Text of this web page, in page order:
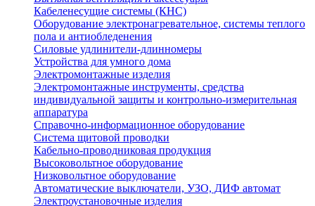
Кабеленесущие системы (КНС)
Оборудование электронагревательное, системы теплого
пола и антиобледенения
Силовые удлинители-длинномеры
Устройства для умного дома
Электромонтажные изделия
Электромонтажные инструменты, средства
индивидуальной защиты и контрольно-измерительная
аппаратура
Справочно-информационное оборудование
Система щитовой проводки
Кабельно-проводниковая продукция
Высоковольтное оборудование
Низковольтное оборудование
Автоматические выключатели, УЗО, ДИФ автомат
Электроустановочные изделия